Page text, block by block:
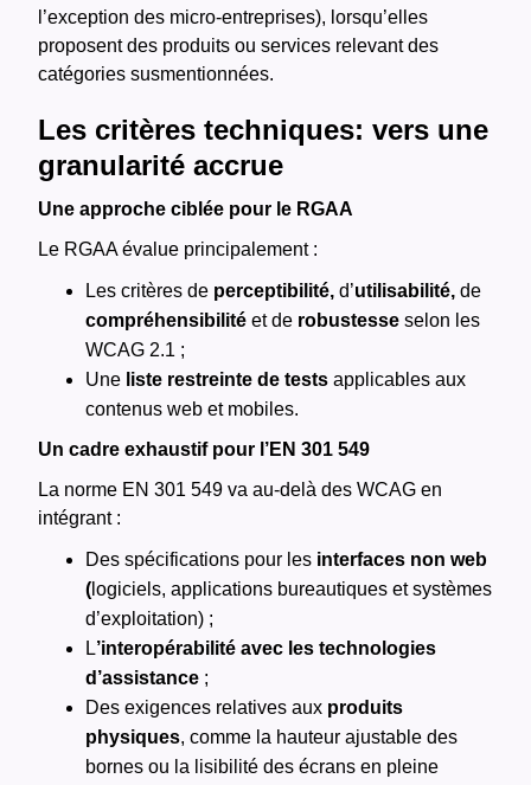
l’exception des micro-entreprises), lorsqu’elles
proposent des produits ou services relevant des
catégories susmentionnées​​.
Les critères techniques: vers une
granularité accrue
Une approche ciblée pour le RGAA
Le RGAA évalue principalement :
Les critères de perceptibilité, d’utilisabilité, de
compréhensibilité et de robustesse selon les
WCAG 2.1 ;
Une liste restreinte de tests applicables aux
contenus web et mobiles​​.
Un cadre exhaustif pour l’EN 301 549
La norme EN 301 549 va au-delà des WCAG en
intégrant :
Des spécifications pour les interfaces non web
( logiciels, applications bureautiques et systèmes
d’exploitation) ;
L’interopérabilité avec les technologies
d’assistance ;
Des exigences relatives aux produits
physiques, comme la hauteur ajustable des
bornes ou la lisibilité des écrans en pleine